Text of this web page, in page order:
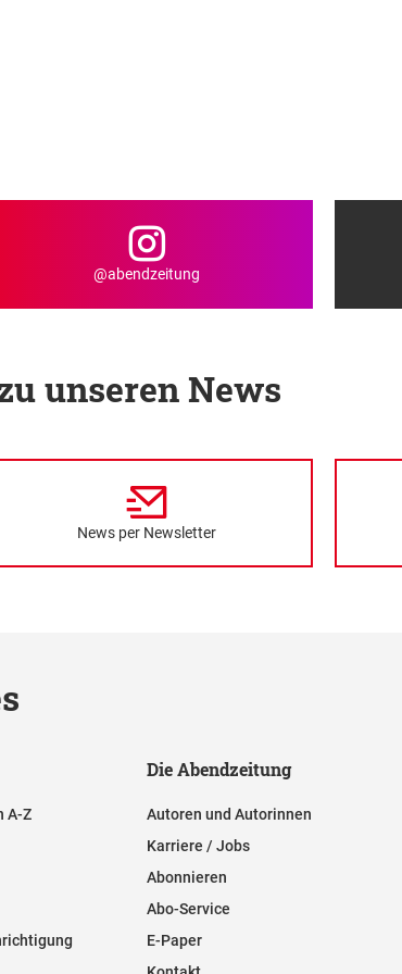
@abendzeitung
unseren News
News per Newsletter
A-Z
Die Abendzeitung
Autoren und Autorinnen
Karriere / Jobs
Abonnieren
Abo-Service
E-Paper